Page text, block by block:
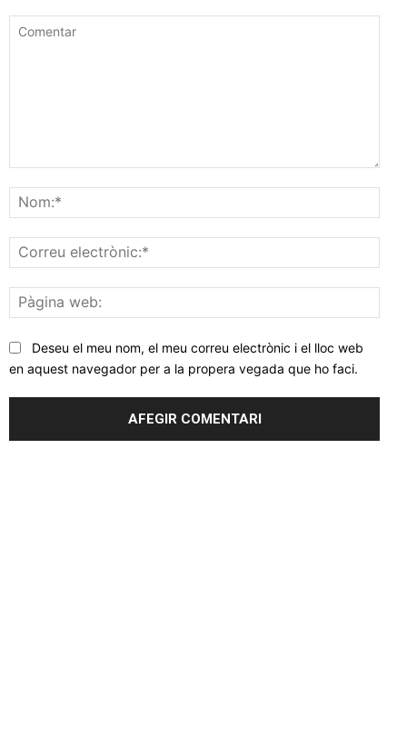
web:
Deseu el meu nom, el meu correu electrònic i el lloc web
en aquest navegador per a la propera vegada que ho faci.